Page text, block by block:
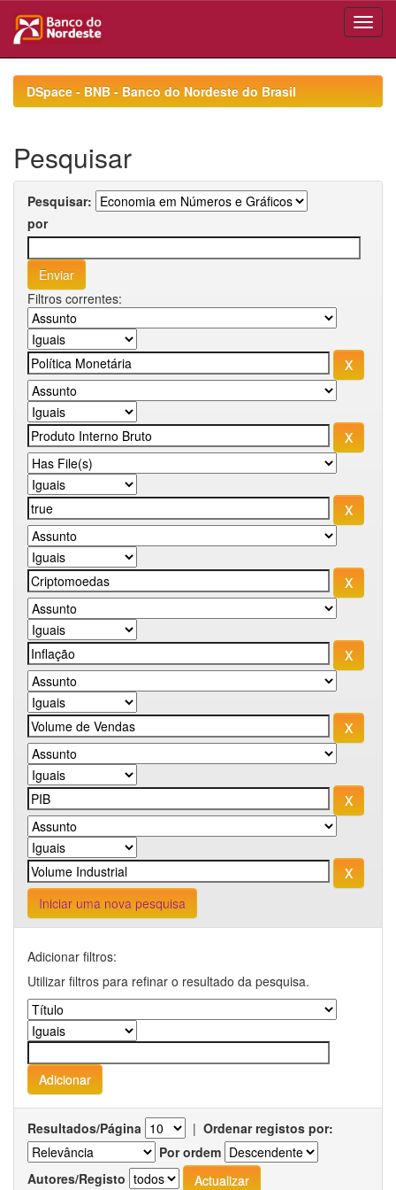
navigationDSpace - BNB - Banco do Nordeste do Brasil
Pesquisar
Pesquisar:
por
Filtros correntes:
Iniciar uma nova pesquisa
Adicionar filtros:
Utilizar filtros para refinar o resultado da pesquisa.
Resultados/Página | Ordenar registos por:
Por ordem
Autores/Registo